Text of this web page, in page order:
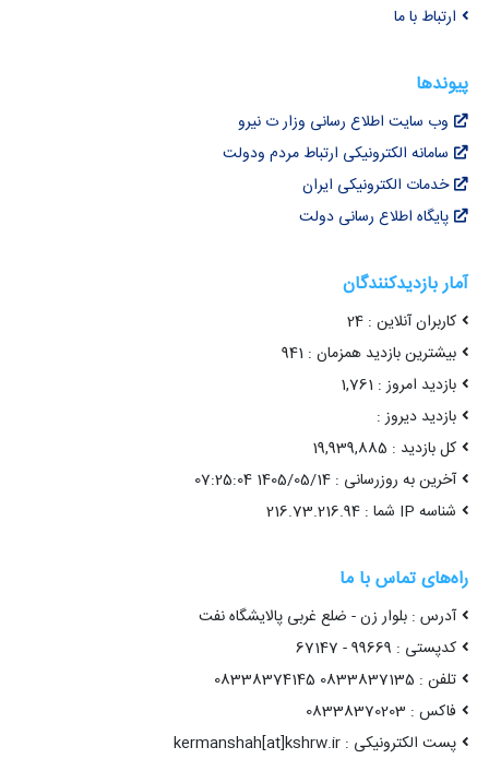
ارتباط با ما
پیوندها
وب سایت اطلاع رسانی وزار ت نیرو
سامانه الکترونیکی ارتباط مردم ودولت
خدمات الکترونیکی ایران
پایگاه اطلاع رسانی دولت
آمار بازدیدکنندگان
کاربران آنلاین : 24
بیشترین بازدید همزمان : 941
بازدید امروز : 1,761
بازدید دیروز :
کل بازدید : 19,939,885
آخرین به روزرسانی : 1405/05/14 07:25:04
شناسه IP شما : 216.73.216.94
راه‌های تماس با ما
آدرس : بلوار زن - ضلع غربی پالایشگاه نفت
کدپستی : 99669 - 67147
تلفن : 0833837135 08338374145
فاکس : 08338370203
پست الکترونیکی : kermanshah[at]kshrw.ir